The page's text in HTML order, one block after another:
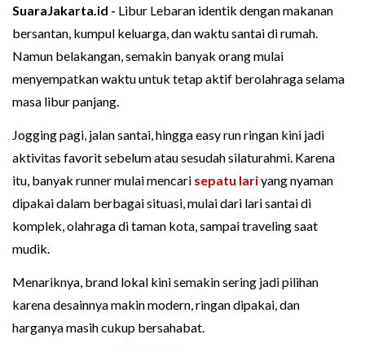
SuaraJakarta.id - Libur Lebaran identik dengan makanan
bersantan, kumpul keluarga, dan waktu santai di rumah.
Namun belakangan, semakin banyak orang mulai
menyempatkan waktu untuk tetap aktif berolahraga selama
masa libur panjang.
Jogging pagi, jalan santai, hingga easy run ringan kini jadi
aktivitas favorit sebelum atau sesudah silaturahmi. Karena
itu, banyak runner mulai mencari sepatu lariyang nyaman
dipakai dalam berbagai situasi, mulai dari lari santai di
komplek, olahraga di taman kota, sampai traveling saat
mudik.
Menariknya, brand lokal kini semakin sering jadi pilihan
karena desainnya makin modern, ringan dipakai, dan
harganya masih cukup bersahabat.